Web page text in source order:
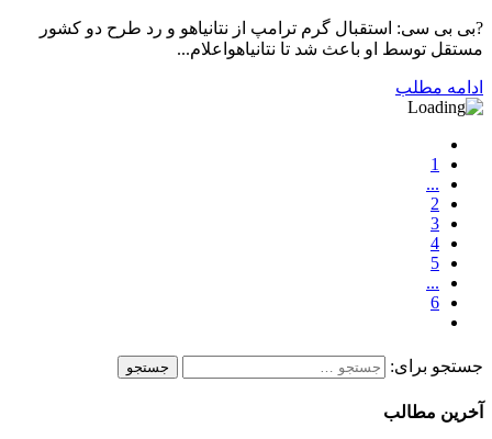
?بی بی سی: استقبال گرم ترامپ از نتانیاهو و رد طرح دو کشور
مستقل توسط او باعث شد تا نتانیاهواعلام...
ادامه مطلب
1
...
2
3
4
5
...
6
جستجو برای:
آخرین مطالب